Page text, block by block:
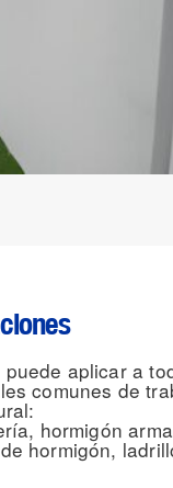
puede aplicar a
comunes de
hormigón
hormigón,